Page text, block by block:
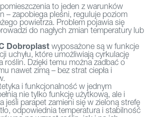
to jeden z warunków
– zapobiega pleśni, reguluje poziom
powietrza. Problem pojawia się
do nagłych zmian temperatury lub
Dobroplast wyposażone są w funkcje
uchyłu, które umożliwiają cyrkulację
roślin. Dzięki temu można zadbać o
nawet zimą – bez strat ciepła i
i funkcjonalność w jednym
nie tylko funkcję użytkową, ale i
jeśli parapet zamieni się w zieloną strefę
odpowiednia temperatura i stabilność